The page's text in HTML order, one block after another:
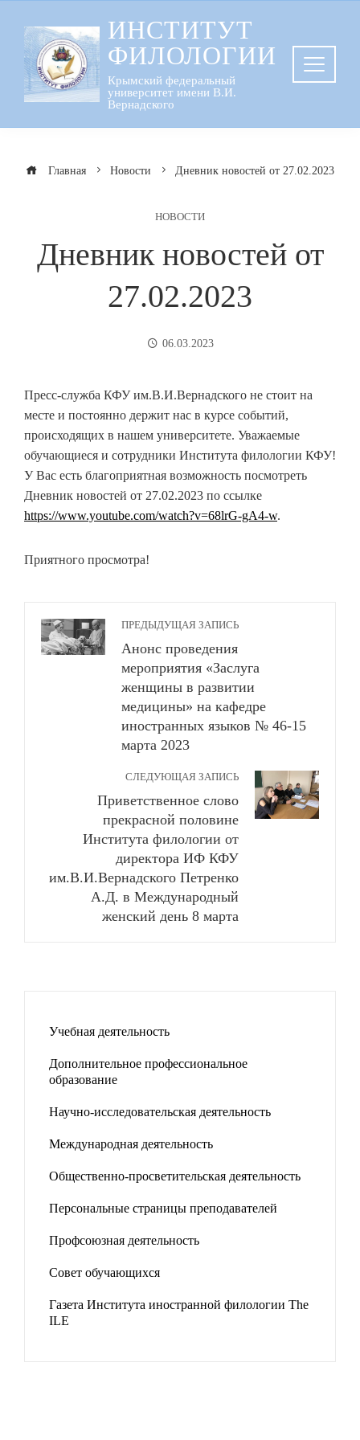
содержанию
ИНСТИТУТ
ФИЛОЛОГИИ
Крымский федеральный
университет имени В.И.
Вернадского
Главная Новости Дневник новостей от 27.02.2023
НОВОСТИ
Дневник новостей от
27.02.2023
06.03.2023
Пресс-служба КФУ им.В.И.Вернадского не стоит на
месте и постоянно держит нас в курсе событий,
происходящих в нашем университете. Уважаемые
обучающиеся и сотрудники Института филологии КФУ!
У Вас есть благоприятная возможность посмотреть
Дневник новостей от 27.02.2023 по ссылке
https://www.youtube.com/watch?v=68lrG-gA4-w.
Приятного просмотра!
ПРЕДЫДУЩАЯ ЗАПИСЬ
Анонс проведения
мероприятия «Заслуга
женщины в развитии
медицины» на кафедре
иностранных языков № 46-15
марта 2023
СЛЕДУЮЩАЯ ЗАПИСЬ
Приветственное слово
прекрасной половине
Института филологии от
директора ИФ КФУ
им.В.И.Вернадского Петренко
А.Д. в Международный
женский день 8 марта
Учебная деятельность
Дополнительное профессиональное
образование
Научно-исследовательская деятельность
Международная деятельность
Общественно-просветительская деятельность
Персональные страницы преподавателей
Профсоюзная деятельность
Совет обучающихся
Газета Института иностранной филологии The
ILE